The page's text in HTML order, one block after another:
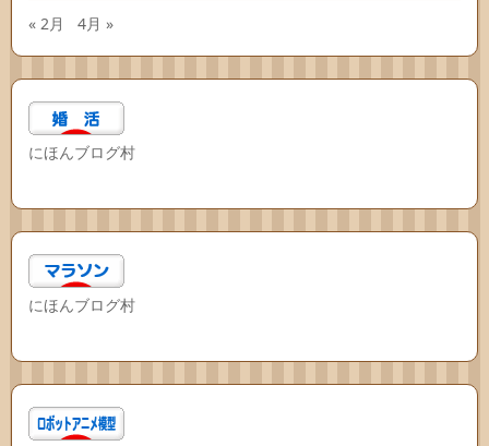
« 2月 4月 »
にほんブログ村
にほんブログ村